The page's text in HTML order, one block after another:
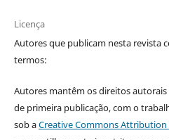
Licença
Autores que publicam nesta revista
termos:
Autores mantêm os direitos
de primeira publicação, com o
sob aCreative Commons Attribution